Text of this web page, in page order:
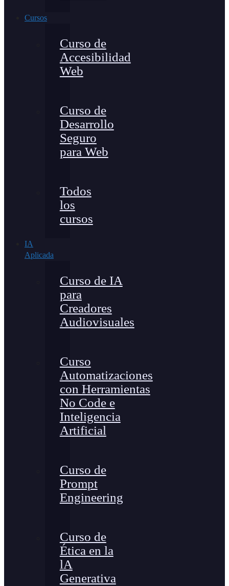
Cursos
Curso de
Accesibilidad
Web
Curso de
Desarrollo
Seguro
para Web
Todos
los
cursos
IA
Aplicada
Curso de IA
para
Creadores
Audiovisuales
Curso
Automatizaciones
con Herramientas
No Code e
Inteligencia
Artificial
Curso de
Prompt
Engineering
Curso de
Ética en la
lA
Generativa